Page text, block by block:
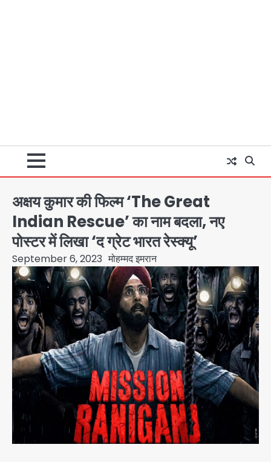
अक्षय कुमार की फिल्म ‘The Great
Indian Rescue’ का नाम बदला, नए
पोस्टर में लिखा ‘द ग्रेट भारत रेस्क्यू’
September 6, 2023 मोहम्मद इमरान